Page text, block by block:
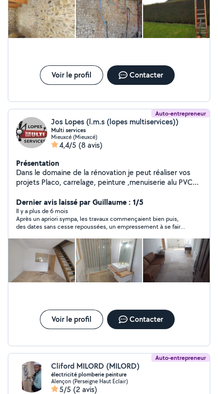
Voir le profil Contacter
Auto-entrepreneur
Jos Lopes (l.m.s (lopes multiservices))
Multi services
Mieuxcé (Mieuxcé)
4,4/5 (8 avis)
Présentation
Dans le domaine de la rénovation je peut réaliser vos
projets Placo, carrelage, peinture ,menuiserie alu PVC
Dernier avis laissé par Guillaume : 1/5
Il y a plus de 6 mois
Après un apriori sympa, les travaux commençaient bien puis,
des dates sans cesse repoussées, un empressement à se faire
oubliées, chantier sale, plus de nouvelles. Extrêmement déçu !
Voir le profil Contacter
Auto-entrepreneur
Cliford MILORD (MILORD)
électricité plomberie peinture
Alençon (Perseigne Haut Eclair)
5/5 (2 avis)